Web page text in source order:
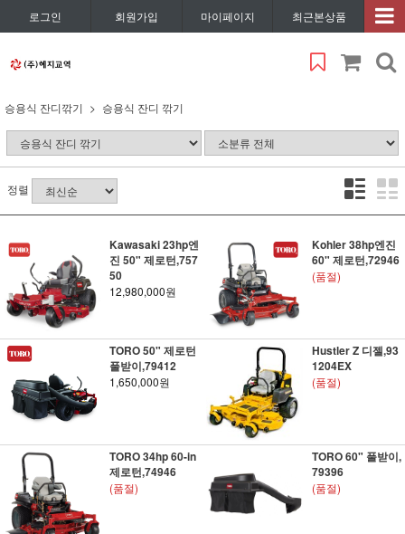
로그인 회원가입 마이페이지 최근본상품
승용식 잔디깎기 승용식 잔디 깎기
정렬
Kawasaki 23hp엔
진 50" 제로턴,757
50
12,980,000원
Kohler 38hp엔진
60" 제로턴,72946
(품절)
TORO 50" 제로턴
풀받이,79412
1,650,000원
Hustler Z 디젤,93
1204EX
(품절)
TORO 34hp 60-in
제로턴,74946
(품절)
TORO 60" 풀받이,
79396
(품절)